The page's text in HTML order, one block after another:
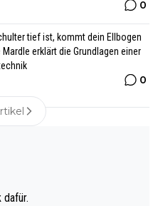
0
tief ist, kommt dein Ellbogen
erklärt die Grundlagen einer
0
dafür.